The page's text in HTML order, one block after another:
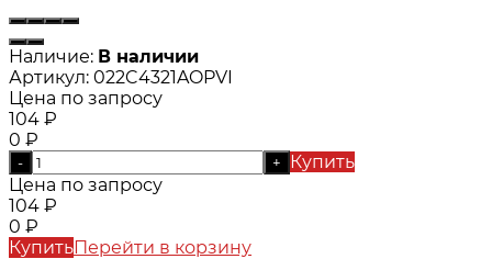
Наличие: В наличии
Артикул: 022C4321AOPVI
Цена по запросу
104 ₽
0 ₽
- +
Купить
Цена по запросу
104 ₽
0 ₽
КупитьПерейти в корзину